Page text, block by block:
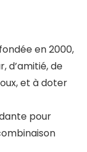
en 2000,
d’amitié, de
et à doter
pour